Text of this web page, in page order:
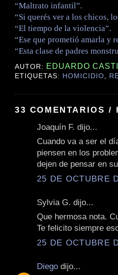
“Maltrato infantil”.
“Si querés ver a los chicos,
“El tiempo de la violencia”.
“Ese que prometió amarla y
“Esta clase de padres
AUTOR: EDUARDO
ETIQUETAS: HOMICIDIO,
33 COMENTARIOS /
Joaquín F. dijo...
Cuando va a ser el
piensen en los
dejen de pensar en
25 DE OCTUBRE
Sylvia G. dijo...
Que hermosa nota.
Te felicito siempre
25 DE OCTUBRE
Diego dijo...